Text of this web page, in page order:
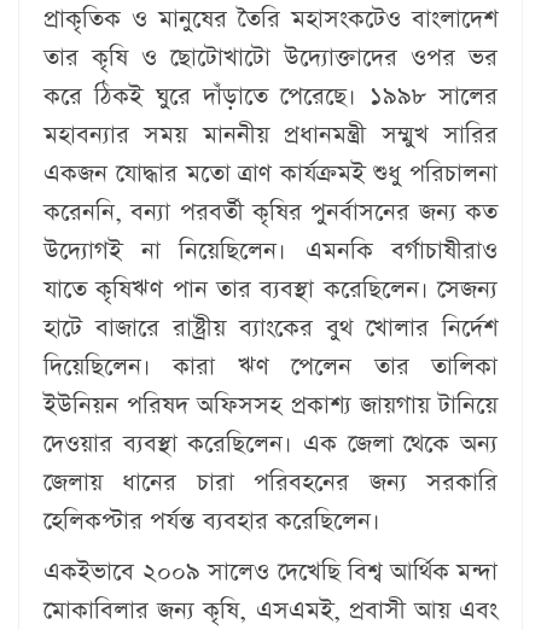
প্রাকৃতিক ও মানুষের তৈরি মহাসংকটেও বাংলাদেশ
তার কৃষি ও ছোটোখাটো উদ্যোক্তাদের ওপর ভর
করে ঠিকই ঘুরে দাঁড়াতে পেরেছে। ১৯৯৮ সালের
মহাবন্যার সময় মাননীয় প্রধানমন্ত্রী সম্মুখ সারির
একজন যোদ্ধার মতো ত্রাণ কার্যক্রমই শুধু পরিচালনা
করেননি, বন্যা পরবর্তী কৃষির পুনর্বাসনের জন্য কত
উদ্যোগই না নিয়েছিলেন। এমনকি বর্গাচাষীরাও
যাতে কৃষিঋণ পান তার ব্যবস্থা করেছিলেন। সেজন্য
হাটে বাজারে রাষ্ট্রীয় ব্যাংকের বুথ খোলার নির্দেশ
দিয়েছিলেন। কারা ঋণ পেলেন তার তালিকা
ইউনিয়ন পরিষদ অফিসসহ প্রকাশ্য জায়গায় টানিয়ে
দেওয়ার ব্যবস্থা করেছিলেন। এক জেলা থেকে অন্য
জেলায় ধানের চারা পরিবহনের জন্য সরকারি
হেলিকপ্টার পর্যন্ত ব্যবহার করেছিলেন।
একইভাবে ২০০৯ সালেও দেখেছি বিশ্ব আর্থিক মন্দা
মোকাবিলার জন্য কৃষি, এসএমই, প্রবাসী আয় এবং